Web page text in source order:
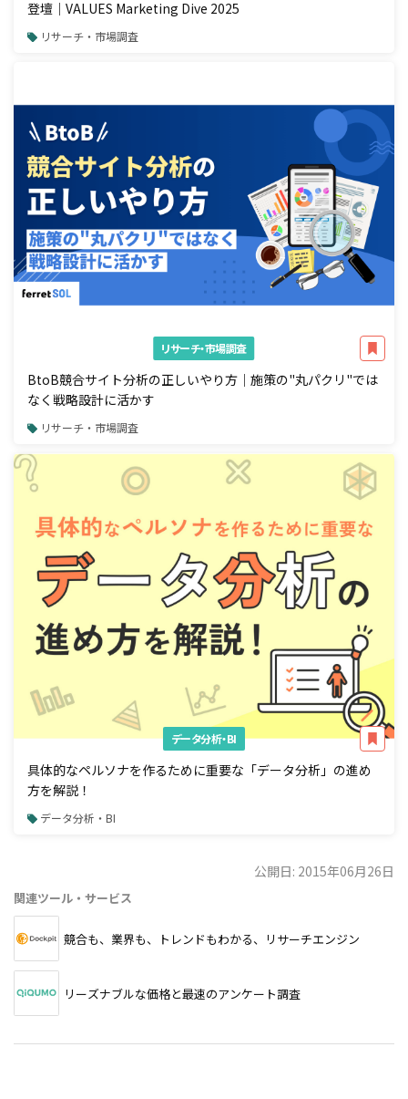
登壇｜VALUES Marketing Dive 2025
リサーチ・市場調査
リサーチ・市場調査
BtoB競合サイト分析の正しいやり方｜施策の"丸パクリ"では
なく戦略設計に活かす
リサーチ・市場調査
データ分析・BI
具体的なペルソナを作るために重要な「データ分析」の進め
方を解説！
データ分析・BI
公開日: 2015年06月26日
関連ツール・サービス
競合も、業界も、トレンドもわかる、リサーチエンジン
リーズナブルな価格と最速のアンケート調査